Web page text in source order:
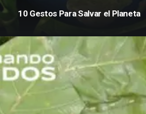
10 Gestos Para Salvar el Planeta